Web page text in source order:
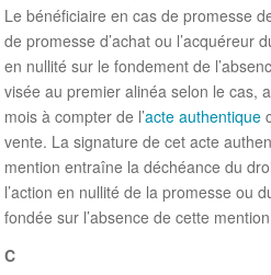
Le bénéficiaire en cas de promesse
de promesse d’achat ou l’acquéreur
en nullité sur le fondement de
visée au premier alinéa selon le cas,
mois à compter de l’acte authentique
vente. La signature de cet acte
mention entraîne la déchéance du
l’action en nullité de la promesse ou
fondée sur l’absence de cette
C